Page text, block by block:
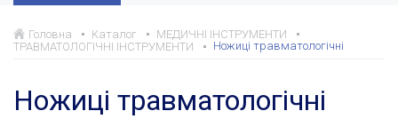
Головна Каталог
МЕДИЧНІ ІНСТРУМЕНТИ
ТРАВМАТОЛОГІЧНІ ІНСТРУМЕНТИ
Ножиці травматологічні
Ножиці травматологічні